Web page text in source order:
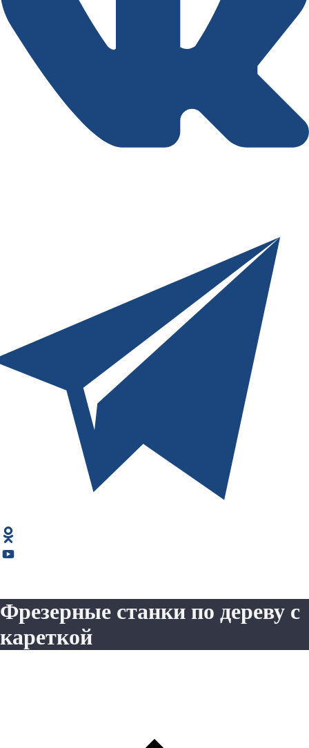
Фрезерные станки по дереву с
кареткой